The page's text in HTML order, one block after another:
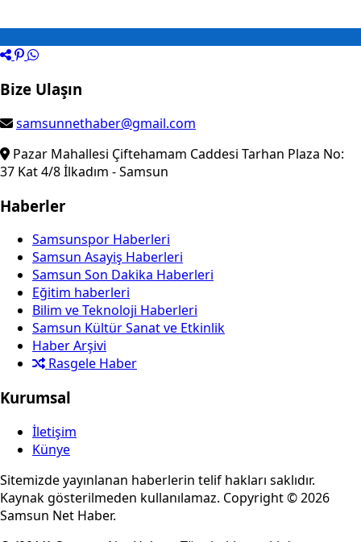
Bize Ulaşın
samsunnethaber@gmail.com
Pazar Mahallesi Çiftehamam Caddesi Tarhan Plaza No:
37 Kat 4/8 İlkadım - Samsun
Haberler
Samsunspor Haberleri
Samsun Asayiş Haberleri
Samsun Son Dakika Haberleri
Eğitim haberleri
Bilim ve Teknoloji Haberleri
Samsun Kültür Sanat ve Etkinlik
Haber Arşivi
Rasgele Haber
Kurumsal
İletişim
Künye
Sitemizde yayınlanan haberlerin telif hakları saklıdır.
Kaynak gösterilmeden kullanılamaz. Copyright © 2026
Samsun Net Haber.